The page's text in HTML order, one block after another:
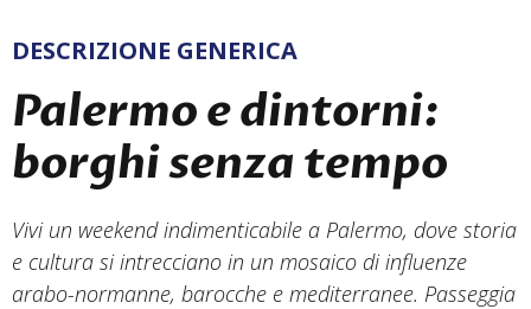
DESCRIZIONE GENERICA
Palermo e dintorni:
borghi senza tempo
Vivi un weekend indimenticabile a Palermo, dove storia
e cultura si intrecciano in un mosaico di influenze
arabo-normanne, barocche e mediterranee. Passeggia